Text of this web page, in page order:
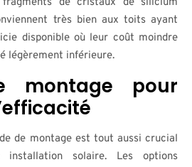
très bien aux toits ayant
disponible où leur coût moindre
légèrement inférieure.
montage pour
de montage est tout aussi crucial
solaire. Les options